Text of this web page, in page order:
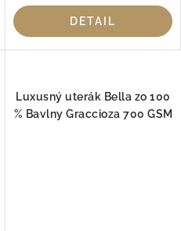
DETAIL
Luxusný uterák Bella zo 100
% Bavlny Graccioza 700 GSM